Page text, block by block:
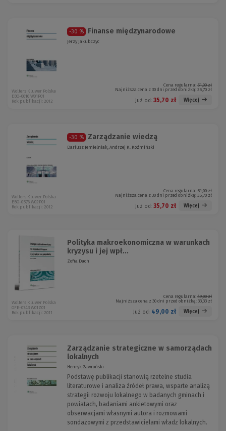
-30 % Finanse międzynarodowe
Jerzy Jakubczyc
Cena regularna: 51,00 zł
Najniższa cena z 30 dni przed obniżką: 35,70 zł
Już od: 35,70 zł Więcej
Wolters Kluwer Polska
EBO-0616 W01P01
Rok publikacji: 2012
-30 % Zarządzanie wiedzą
Dariusz Jemielniak, Andrzej K. Koźmiński
Cena regularna: 51,00 zł
Najniższa cena z 30 dni przed obniżką: 35,70 zł
Już od: 35,70 zł Więcej
Wolters Kluwer Polska
EBO-0576 W02P01
Rok publikacji: 2012
Polityka makroekonomiczna w warunkach
kryzysu i jej wpł...
Zofia Dach
Cena regularna: 49,00 zł
Najniższa cena z 30 dni przed obniżką: 33,33 zł
Już od: 49,00 zł Więcej
Wolters Kluwer Polska
OFE-0743 W01Z01
Rok publikacji: 2011
Zarządzanie strategiczne w samorządach
lokalnych
Henryk Gawroński
Podstawę publikacji stanowią rzetelne studia
literaturowe i analiza źródeł prawa, wsparte analizą
strategii rozwoju lokalnego w badanych gminach i
powiatach, badaniami ankietowymi oraz
obserwacjami własnymi autora i rozmowami
sondażowymi z przedstawicielami władz lokalnych.